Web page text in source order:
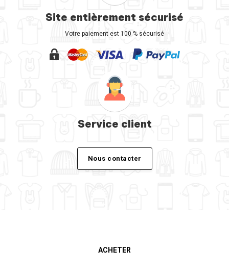
Site entièrement sécurisé
Votre paiement est 100 % sécurisé
Service client
Nous contacter
ACHETER